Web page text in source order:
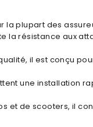
la plupart des
la résistance aux
il est conçu
une installation
et de scooters, il